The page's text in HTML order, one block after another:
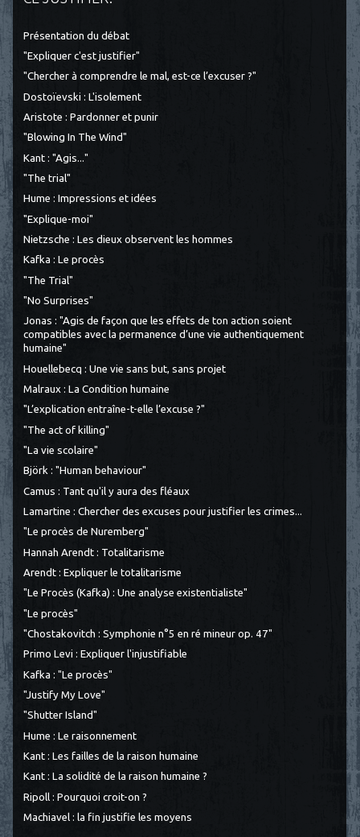
Présentation du débat
"Expliquer c'est justifier"
"Chercher à comprendre le mal, est-ce l’excuser ?"
Dostoïevski : L'isolement
Aristote : Pardonner et punir
"Blowing In The Wind"
Kant : "Agis..."
"The trial"
Hume : Impressions et idées
"Explique-moi"
Nietzsche : Les dieux observent les hommes
Kafka : Le procès
"The Trial"
"No Surprises"
Jonas : "Agis de façon que les effets de ton action soient
compatibles avec la permanence d’une vie authentiquement
humaine"
Houellebecq : Une vie sans but, sans projet
Malraux : La Condition humaine
"L’explication entraîne-t-elle l’excuse ?"
"The act of killing"
"La vie scolaire"
Björk : "Human behaviour"
Camus : Tant qu'il y aura des fléaux
Lamartine : Chercher des excuses pour justifier les crimes...
"Le procès de Nuremberg"
Hannah Arendt : Totalitarisme
Arendt : Expliquer le totalitarisme
"Le Procès (Kafka) : Une analyse existentialiste"
"Le procès"
"Chostakovitch : Symphonie n°5 en ré mineur op. 47"
Primo Levi : Expliquer l'injustifiable
Kafka : "Le procès"
"Justify My Love"
"Shutter Island"
Hume : Le raisonnement
Kant : Les failles de la raison humaine
Kant : La solidité de la raison humaine ?
Ripoll : Pourquoi croit-on ?
Machiavel : la fin justifie les moyens